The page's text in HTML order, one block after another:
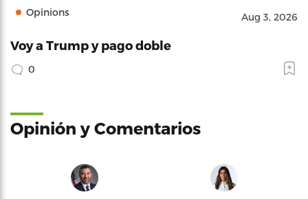
Opinions Aug 3, 2026
Voy a Trump y pago doble
0
Opinión y Comentarios